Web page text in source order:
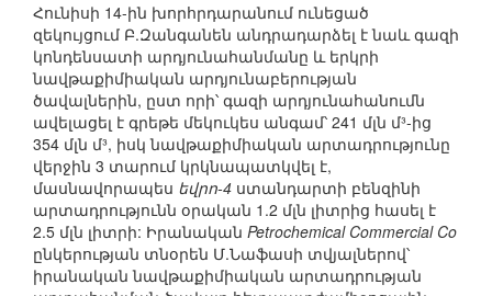
Հունիսի 14-ին խորհրդարանում ունեցած
զեկույցում Բ.Զանգանեն անդրադարձել է նաև գազի
կոնդենսատի արդյունահանմանը և երկրի
նավթաքիմիական արդյունաբերության
ծավալներին, ըստ որի՝ գազի արդյունահանումն
ավելացել է գրեթե մեկուկես անգամ՝ 241 մլն մ³-ից
354 մլն մ³, իսկ նավթաքիմիական արտադրությունը
վերջին 3 տարում կրկնապատկվել է,
մասնավորապես եվրո-4 ստանդարտի բենզինի
արտադրությունն օրական 1.2 մլն լիտրից հասել է
2.5 մլն լիտրի: Իրանական Petrochemical Commercial Co
ընկերության տնօրեն Մ.Նաֆասի տվյալներով՝
իրանական նավթաքիմիական արտադրության